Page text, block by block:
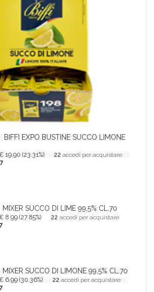
BIFFI EXPO BUSTINE SUCCO LIMONE
(23.31%) 22 accedi per acquistare
MIXER SUCCO DI LIME 99,5% CL.70
(27.85%) 22 accedi per acquistare
MIXER SUCCO DI LIMONE 99,5% CL.70
6.99 (30.36%) 22 accedi per acquistare